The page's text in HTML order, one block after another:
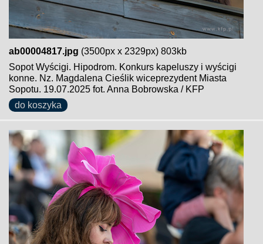
ab00004817.jpg (3500px x 2329px) 803kb
Sopot Wyścigi. Hipodrom. Konkurs kapeluszy i wyścigi
konne. Nz. Magdalena Cieślik wiceprezydent Miasta
Sopotu. 19.07.2025 fot. Anna Bobrowska / KFP
do koszyka